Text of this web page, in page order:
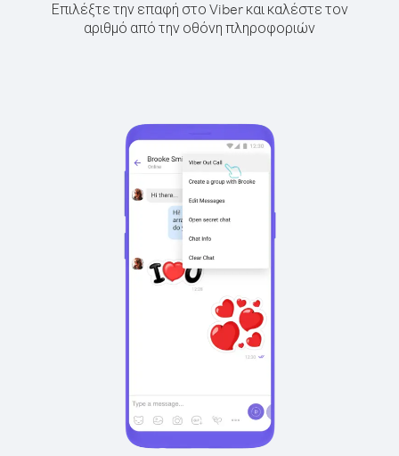
Επιλέξτε την επαφή στο Viber και καλέστε τον
αριθμό από την οθόνη πληροφοριών